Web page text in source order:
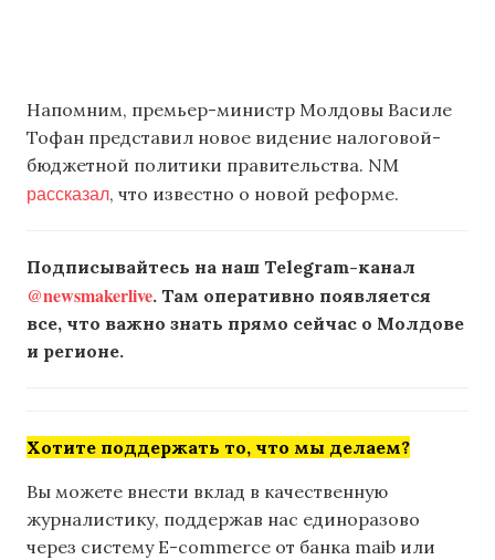
Напомним, премьер-министр Молдовы Василе
Тофан представил новое видение налоговой-
бюджетной политики правительства. NM
рассказал, что известно о новой реформе.
Подписывайтесь на наш Telegram-канал
@newsmakerlive. Там оперативно появляется
все, что важно знать прямо сейчас о Молдове
и регионе.
Хотите поддержать то, что мы делаем?
Вы можете внести вклад в качественную
журналистику, поддержав нас единоразово
через систему E-commerce от банка maib или